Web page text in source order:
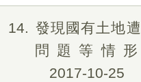
14
發現國有土地
問題等情
2017-10-25